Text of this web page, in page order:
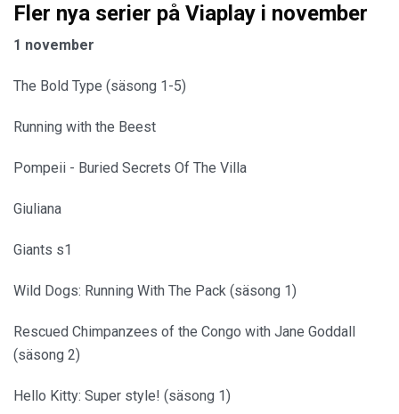
Fler nya serier på Viaplay i november
1 november
The Bold Type (säsong 1-5)
Running with the Beest
Pompeii - Buried Secrets Of The Villa
Giuliana
Giants s1
Wild Dogs: Running With The Pack (säsong 1)
Rescued Chimpanzees of the Congo with Jane Goddall
(säsong 2)
Hello Kitty: Super style! (säsong 1)